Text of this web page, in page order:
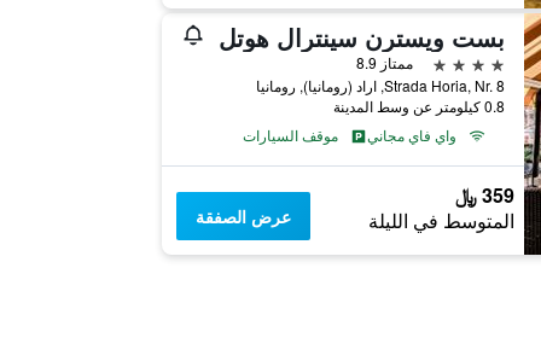
بست ويسترن سينترال هوتل
4 نجوم
ممتاز 8.9
Strada Horia, Nr. 8, اراد (رومانيا), رومانيا
0.8 كيلومتر عن وسط المدينة
واي فاي مجاني
موقف السيارات
359 ﷼
المتوسط في الليلة عرض الصفقة